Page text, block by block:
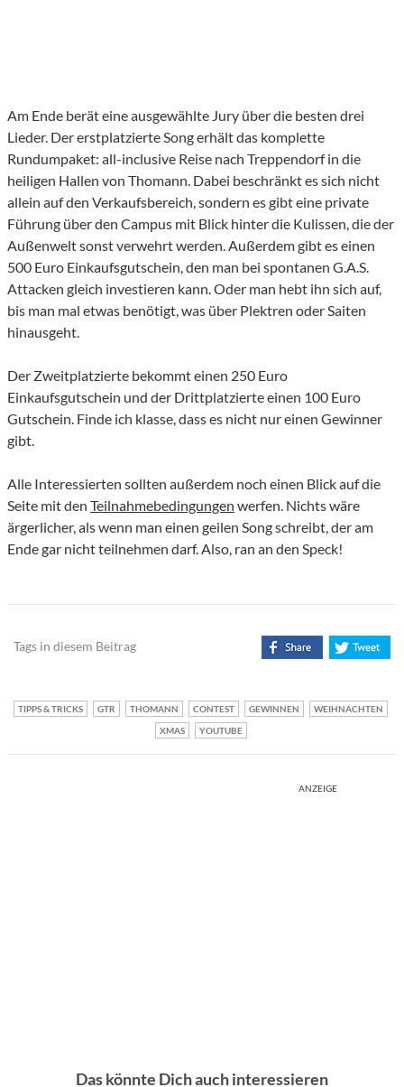
Am Ende berät eine ausgewählte Jury über die besten drei
Lieder. Der erstplatzierte Song erhält das komplette
Rundumpaket: all-inclusive Reise nach Treppendorf in die
heiligen Hallen von Thomann. Dabei beschränkt es sich nicht
allein auf den Verkaufsbereich, sondern es gibt eine private
Führung über den Campus mit Blick hinter die Kulissen, die der
Außenwelt sonst verwehrt werden. Außerdem gibt es einen
500 Euro Einkaufsgutschein, den man bei spontanen G.A.S.
Attacken gleich investieren kann. Oder man hebt ihn sich auf,
bis man mal etwas benötigt, was über Plektren oder Saiten
hinausgeht.
Der Zweitplatzierte bekommt einen 250 Euro
Einkaufsgutschein und der Drittplatzierte einen 100 Euro
Gutschein. Finde ich klasse, dass es nicht nur einen Gewinner
gibt.
Alle Interessierten sollten außerdem noch einen Blick auf die
Seite mit den Teilnahmebedingungen werfen. Nichts wäre
ärgerlicher, als wenn man einen geilen Song schreibt, der am
Ende gar nicht teilnehmen darf. Also, ran an den Speck!
Tags in diesem Beitrag
TIPPS & TRICKS GTR THOMANN CONTEST GEWINNEN
WEIHNACHTEN
XMAS
YOUTUBE
ANZEIGE
Das könnte Dich auch interessieren